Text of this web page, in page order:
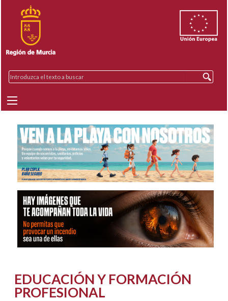
EDUCACIÓN Y FORMACIÓN
PROFESIONAL